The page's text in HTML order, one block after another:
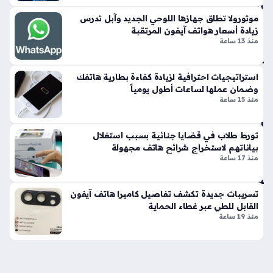
بي
ن
سا
م
س
ون
ج
Z
ld
8
وه
ف
iP
ho
ne
موتورولا تطلق جهازها اللوحي الجديد وآبل تدرس
زيادة أسعار هواتف آيفون المرتقبة
منذ 13 ساعة
استراتيجيات احترافية لزيادة كفاءة بطارية هاتفك
وضمان عملها لساعات أطول يومياً
منذ 15 ساعة
تورط طلاب في قضايا جنائية بسبب استغلال
بياناتهم لاستخراج شرائح هاتف مجهولة
منذ 17 ساعة
تسريبات جديدة تكشف تفاصيل كاميرا هاتف آيفون
القابل للطي عبر غطاء الحماية
منذ 19 ساعة